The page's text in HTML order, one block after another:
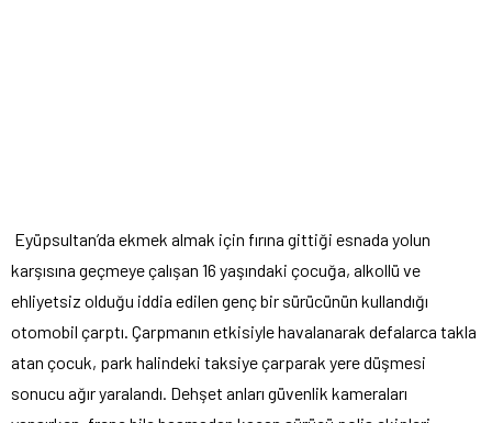
Eyüpsultan’da ekmek almak için fırına gittiği esnada yolun
karşısına geçmeye çalışan 16 yaşındaki çocuğa, alkollü ve
ehliyetsiz olduğu iddia edilen genç bir sürücünün kullandığı
otomobil çarptı. Çarpmanın etkisiyle havalanarak defalarca takla
atan çocuk, park halindeki taksiye çarparak yere düşmesi
sonucu ağır yaralandı. Dehşet anları güvenlik kameraları